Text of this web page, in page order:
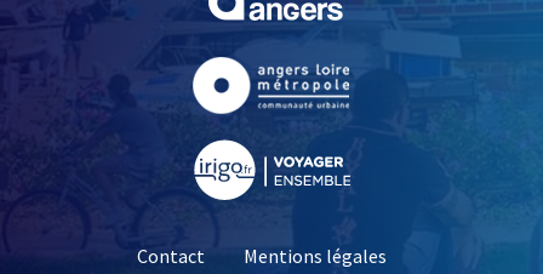
, Ouvre une nouvelle
Contact
Mentions légales